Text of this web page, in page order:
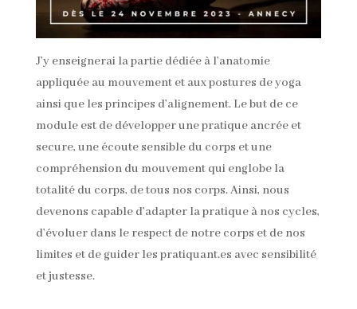
J’y enseignerai la partie dédiée à l’anatomie
appliquée au mouvement et aux postures de yoga
ainsi que les principes d’alignement. Le but de ce
module est de développer une pratique ancrée et
secure, une écoute sensible du corps et une
compréhension du mouvement qui englobe la
totalité du corps, de tous nos corps. Ainsi, nous
devenons capable d’adapter la pratique à nos cycles,
d’évoluer dans le respect de notre corps et de nos
limites et de guider les pratiquant.es avec sensibilité
et justesse.